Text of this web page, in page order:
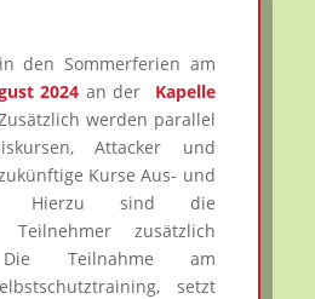
den Sommerferien am
2024 an der Kapelle
werden parallel
Attacker und
Kurse Aus- und
Hierzu sind die
Teilnehmer zusätzlich
Die Teilnahme am
setzt